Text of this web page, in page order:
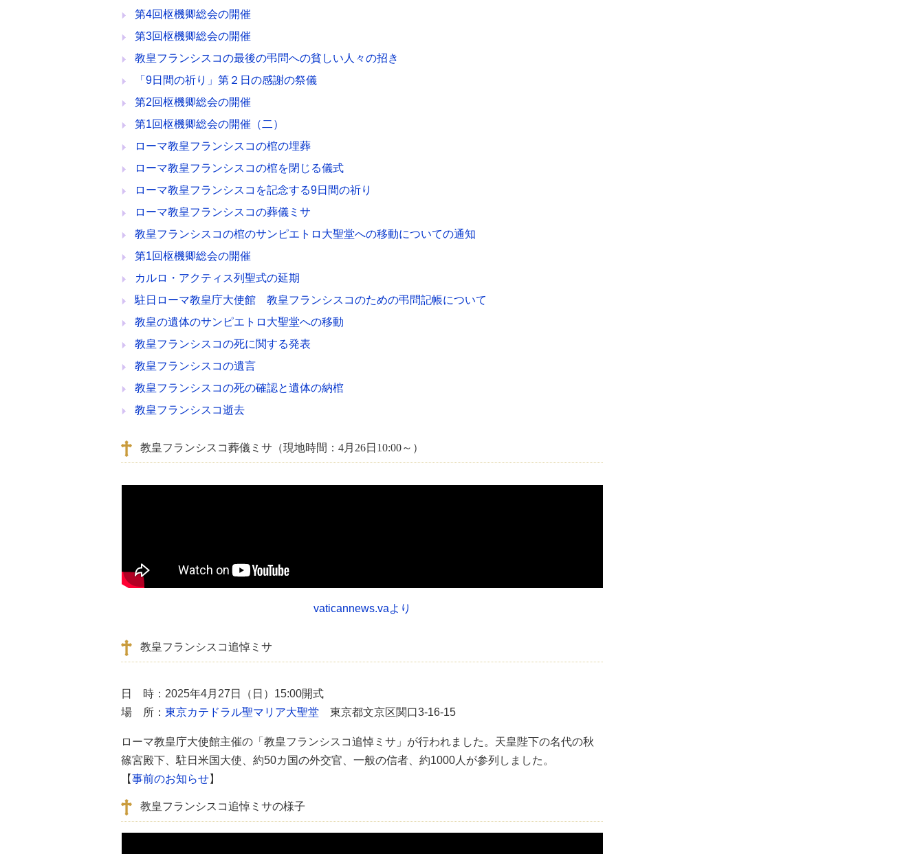
第4回枢機卿総会の開催
第3回枢機卿総会の開催
教皇フランシスコの最後の弔問への貧しい人々の招き
「9日間の祈り」第２日の感謝の祭儀
第2回枢機卿総会の開催
第1回枢機卿総会の開催（二）
ローマ教皇フランシスコの棺の埋葬
ローマ教皇フランシスコの棺を閉じる儀式
ローマ教皇フランシスコを記念する9日間の祈り
ローマ教皇フランシスコの葬儀ミサ
教皇フランシスコの棺のサンピエトロ大聖堂への移動についての通知
第1回枢機卿総会の開催
カルロ・アクティス列聖式の延期
駐日ローマ教皇庁大使館 教皇フランシスコのための弔問記帳について
教皇の遺体のサンピエトロ大聖堂への移動
教皇フランシスコの死に関する発表
教皇フランシスコの遺言
教皇フランシスコの死の確認と遺体の納棺
教皇フランシスコ逝去
教皇フランシスコ葬儀ミサ（現地時間：4月26日10:00～）
vaticannews.vaより
教皇フランシスコ追悼ミサ
日 時：2025年4月27日（日）15:00開式
場 所： 東京カテドラル聖マリア大聖堂 東京都文京区関口3-16-15
ローマ教皇庁大使館主催の「教皇フランシスコ追悼ミサ」が行われました。天皇陛下の名代の秋
篠宮殿下、駐日米国大使、約50カ国の外交官、一般の信者、約1000人が参列しました。
【事前のお知らせ】
教皇フランシスコ追悼ミサの様子